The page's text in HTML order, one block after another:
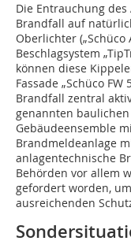
Die Entrauchung
Brandfall auf
Oberlichter („Schüco
Beschlagsystem
können diese
Fassade „Schüco FW
Brandfall zentral
genannten
Gebäudeensemble
Brandmeldeanlage
anlagentechnische
Behörden vor allem
gefordert worden,
ausreichenden